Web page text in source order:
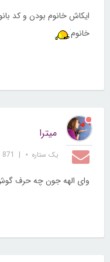
ایکاش خانوم بودن و کد
خانوم
میترا
یک ستاره ⋆ |
871
وای الهه جون چه حرف